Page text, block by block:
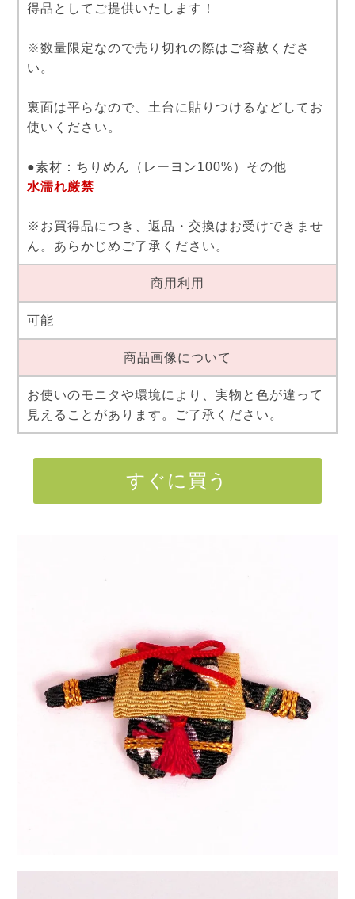
得品としてご提供いたします！
※数量限定なので売り切れの際はご容赦くださ
い。
裏面は平らなので、土台に貼りつけるなどしてお
使いください。
●素材：ちりめん（レーヨン100%）その他
水濡れ厳禁
※お買得品につき、返品・交換はお受けできませ
ん。あらかじめご了承ください。
商用利用
可能
商品画像について
お使いのモニタや環境により、実物と色が違って
見えることがあります。ご了承ください。
すぐに買う